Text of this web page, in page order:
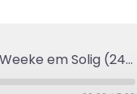
Solinger Platt Nachrichten - Dös Weeke em Solig (24/34)